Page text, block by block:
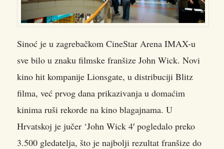
Sinoć je u zagrebačkom CineStar Arena IMAX-u
sve bilo u znaku filmske franšize John Wick. Novi
kino hit kompanije Lionsgate, u distribuciji Blitz
filma, već prvog dana prikazivanja u domaćim
kinima ruši rekorde na kino blagajnama. U
Hrvatskoj je jučer ‘John Wick 4′ pogledalo preko
3.500 gledatelja, što je najbolji rezultat franšize do